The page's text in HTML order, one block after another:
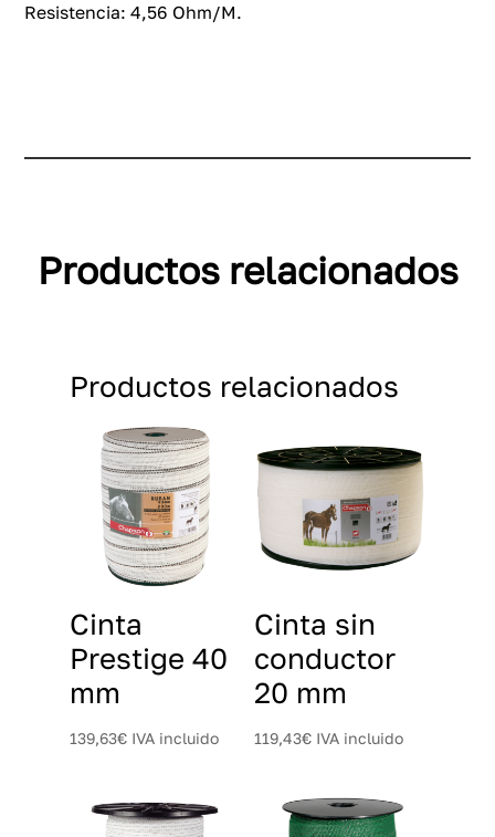
Resistencia: 4,56 Ohm/M.
Productos relacionados
Productos relacionados
Cinta
Prestige 40
mm
139,63€ IVA incluido
Cinta sin
conductor
20 mm
119,43€ IVA incluido